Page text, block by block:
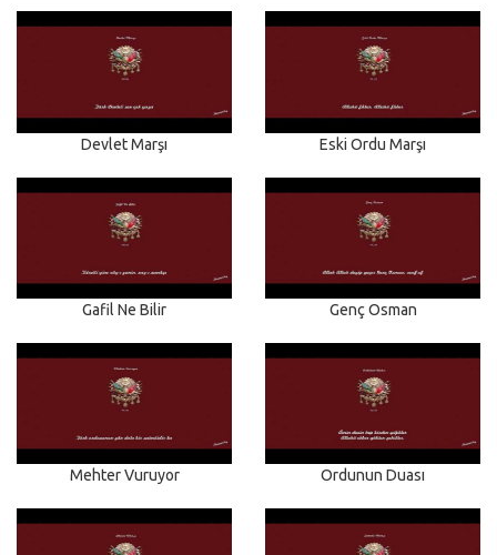
Devlet Marşı Eski Ordu Marşı
Gafil Ne Bilir Genç Osman
Mehter Vuruyor Ordunun Duası